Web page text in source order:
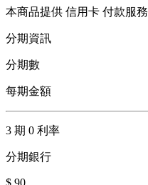
本商品提供 信用卡 付款服務
分期資訊
分期數
每期金額
3 期 0 利率
分期銀行
$ 90